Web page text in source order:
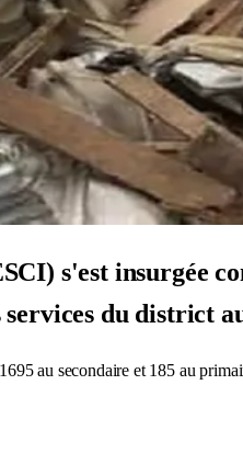
s'est insurgée
du district
au secondaire et 185 au